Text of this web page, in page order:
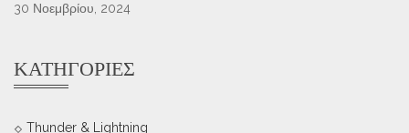
30 Νοεμβρίου, 2024
ΚΑΤΗΓΟΡΊΕΣ
Thunder & Lightning